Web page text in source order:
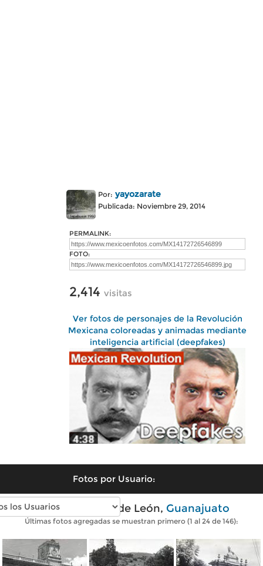
Por: yayozarate
Publicada: Noviembre 29, 2014
PERMALINK:
FOTO:
2,414 visitas
Ver fotos de personajes de la Revolución
Mexicana coloreadas y animadas mediante
inteligencia artificial (deepfakes)
Fotos por Usuario:
Fotos antiguas de León, Guanajuato
Últimas fotos agregadas se muestran primero (1 al 24 de 146):